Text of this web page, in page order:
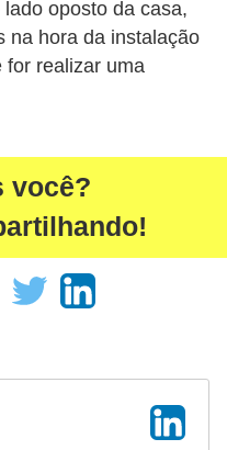
oposto da casa,
na hora da instalação
for realizar uma
você?